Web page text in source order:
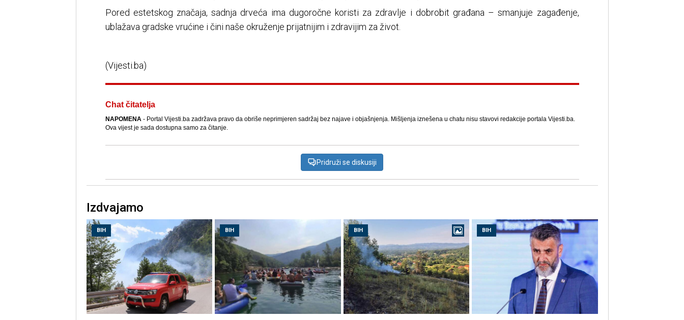
Pored estetskog značaja, sadnja drveća ima dugoročne koristi za zdravlje i dobrobit građana – smanjuje zagađenje,
ublažava gradske vrućine i čini naše okruženje prijatnijim i zdravijim za život.
(Vijesti.ba)
Chat čitatelja
NAPOMENA- Portal Vijesti.ba zadržava pravo da obriše neprimjeren sadržaj bez najave i objašnjenja. Mišljenja iznešena u chatu nisu stavovi redakcije portala Vijesti.ba.
Ova vijest je sada dostupna samo za čitanje.
Pridruži se diskusiji
Izdvajamo
BIH BIH BIH BIH